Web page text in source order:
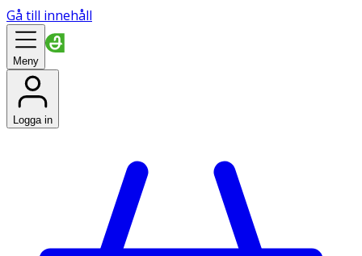
Gå till innehåll
Meny
Logga in